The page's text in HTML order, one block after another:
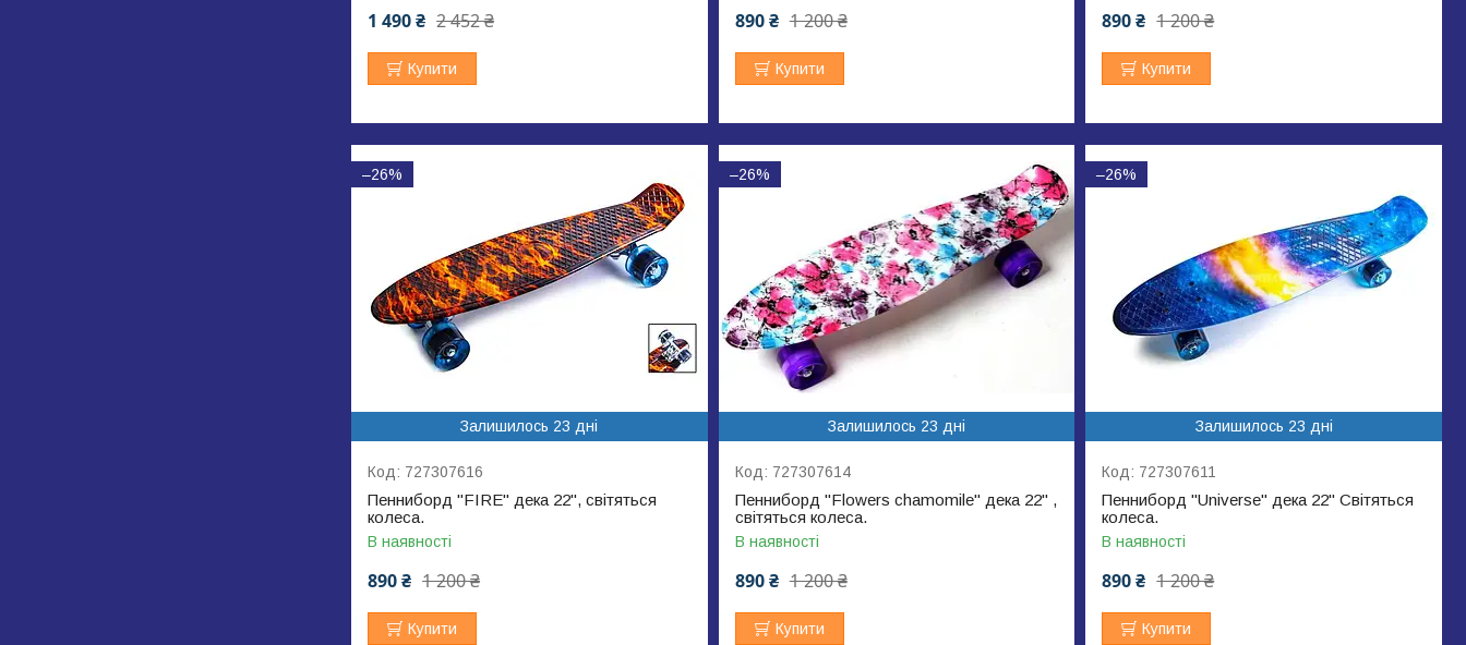
2 452 ₴
1 490 ₴
Купити
1 200 ₴
890 ₴
Купити
1 200 ₴
890 ₴
Купити
–26%
Залишилось 23 дні
727307616
Пенниборд "FIRE" дека 22", світяться
колеса.
В наявності
1 200 ₴
890 ₴
Купити
–26%
Залишилось 23 дні
727307614
Пенниборд "Flowers chamomile" дека 22" ,
світяться колеса.
В наявності
1 200 ₴
890 ₴
Купити
–26%
Залишилось 23 дні
727307611
Пенниборд "Universe" дека 22" Світяться
колеса.
В наявності
1 200 ₴
890 ₴
Купити